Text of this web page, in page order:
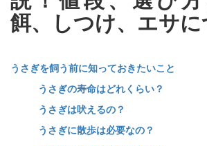
餌、しつけ、エサ
うさぎを飼う前に知っておきたいこと
うさぎの寿命はどれくらい？
うさぎは吠えるの？
うさぎに散歩は必要なの？